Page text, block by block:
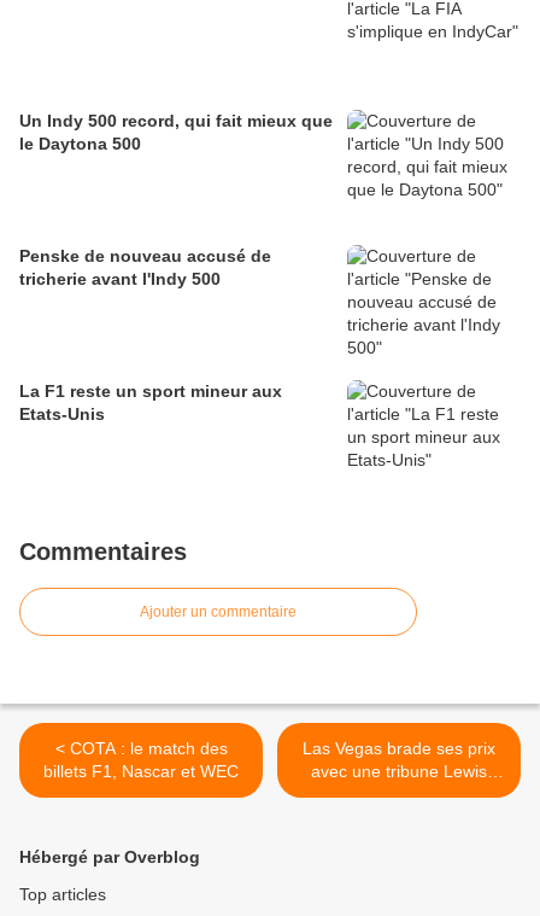
Un Indy 500 record, qui fait mieux que
le Daytona 500
Penske de nouveau accusé de
tricherie avant l'Indy 500
La F1 reste un sport mineur aux
Etats-Unis
Commentaires
Ajouter un commentaire
< COTA : le match des
billets F1, Nascar et WEC
Las Vegas brade ses prix
avec une tribune Lewis
Hamilton >
Hébergé par Overblog
Top articles